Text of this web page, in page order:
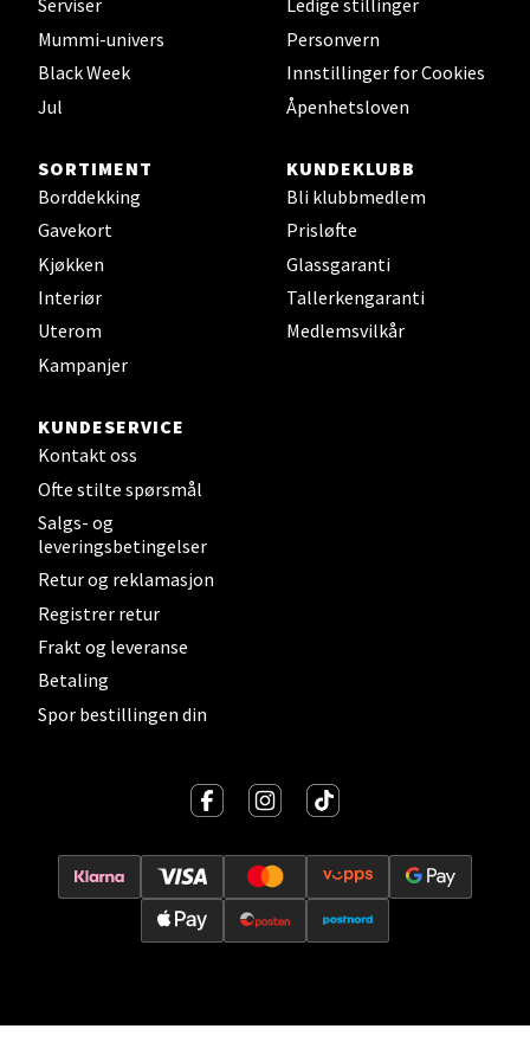
Serviser
Mummi-univers
Black Week
Jul
Ledige stillinger
Personvern
Innstillinger for Cookies
Åpenhetsloven
SORTIMENT
Borddekking
Gavekort
Kjøkken
Interiør
Uterom
Kampanjer
KUNDEKLUBB
Bli klubbmedlem
Prisløfte
Glassgaranti
Tallerkengaranti
Medlemsvilkår
KUNDESERVICE
Kontakt oss
Ofte stilte spørsmål
Salgs- og
leveringsbetingelser
Retur og reklamasjon
Registrer retur
Frakt og leveranse
Betaling
Spor bestillingen din
Torgbakken 2, 5401 Stord
Åpent i dag 10-17
0 i butikk
Oslo - Thon Senter Storo
Vitaminveien 7 - 9, 0485 Oslo
Åpent i dag 10-21
0 i butikk
Strandtorget, 2609 Lillehammer
Åpent i dag 09-20
0 i butikk